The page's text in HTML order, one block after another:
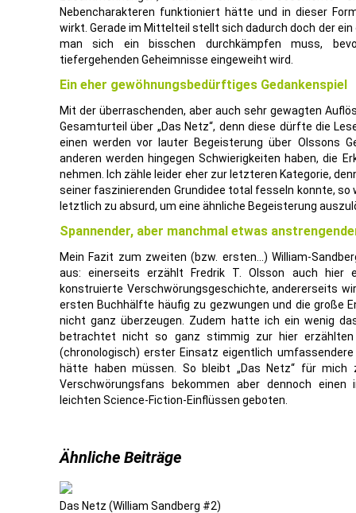
Nebencharakteren funktioniert hätte und in dieser
wirkt. Gerade im Mittelteil stellt sich dadurch doch der ein
man sich ein bisschen durchkämpfen muss,
tiefergehenden Geheimnisse eingeweiht wird.
Ein eher gewöhnungsbedürftiges Gedankenspiel
Mit der überraschenden, aber auch sehr gewagten
Gesamturteil über „Das Netz“, denn diese dürfte die
einen werden vor lauter Begeisterung über Olssons
anderen werden hingegen Schwierigkeiten haben, die
nehmen. Ich zähle leider eher zur letzteren Kategorie,
seiner faszinierenden Grundidee total fesseln konnte, so
letztlich zu absurd, um eine ähnliche Begeisterung
Spannender, aber manchmal etwas
Mein Fazit zum zweiten (bzw. ersten…) William-
aus: einerseits erzählt Fredrik T. Olsson auch hier
konstruierte Verschwörungsgeschichte, andererseits
ersten Buchhälfte häufig zu gezwungen und die große
nicht ganz überzeugen. Zudem hatte ich ein wenig
betrachtet nicht so ganz stimmig zur hier
(chronologisch) erster Einsatz eigentlich
hätte haben müssen. So bleibt „Das Netz“ für mich
Verschwörungsfans bekommen aber dennoch
leichten Science-Fiction-Einflüssen geboten.
Ähnliche Beiträge
Das Netz (William Sandberg #2)